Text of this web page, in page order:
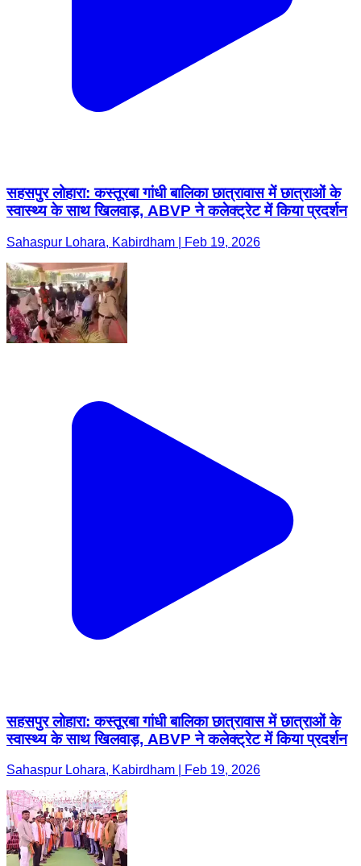
सहसपुर लोहारा: कस्तूरबा गांधी बालिका छात्रावास में छात्राओं के
स्वास्थ्य के साथ खिलवाड़, ABVP ने कलेक्ट्रेट में किया प्रदर्शन
Sahaspur Lohara, Kabirdham | Feb 19, 2026
सहसपुर लोहारा: कस्तूरबा गांधी बालिका छात्रावास में छात्राओं के
स्वास्थ्य के साथ खिलवाड़, ABVP ने कलेक्ट्रेट में किया प्रदर्शन
Sahaspur Lohara, Kabirdham | Feb 19, 2026